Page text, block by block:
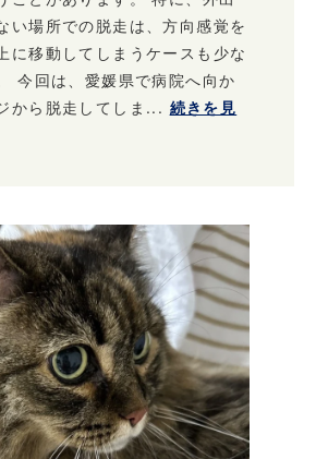
い場所での脱走は、方向感覚を
に移動してしまうケースも少な
今回は、愛媛県で病院へ向か
から脱走してしま... 続きを見